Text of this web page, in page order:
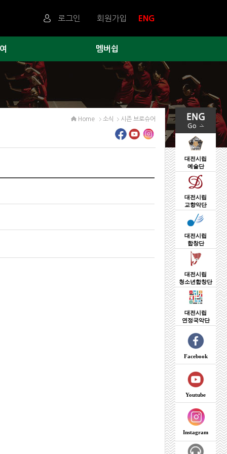
로그인 회원가입 ENG
대전시립
예술단
대전시립
교향악단
대전시립
합창단
대전시립
청소년합창단
대전시립
연정국악단
Facebook
Youtube
Instagram
멤버쉽
Home 소식 시즌 브로슈어